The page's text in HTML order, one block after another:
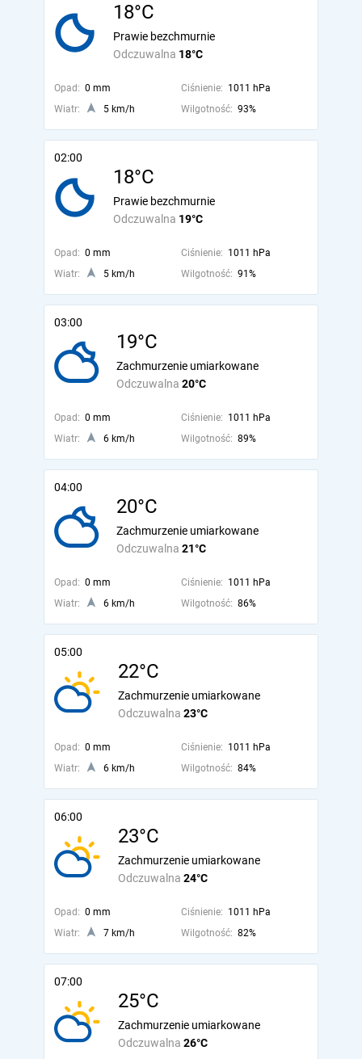
18°C
Odczuwalna 18°C
Prawie bezchmurnie
Opad: 0 mm Ciśnienie: 1011 hPa
Wiatr:
5 km/h Wilgotność: 93%
02:00
18°C
Odczuwalna 19°C
Prawie bezchmurnie
Opad: 0 mm Ciśnienie: 1011 hPa
Wiatr:
5 km/h Wilgotność: 91%
03:00
19°C
Odczuwalna 20°C
Zachmurzenie umiarkowane
Opad: 0 mm Ciśnienie: 1011 hPa
Wiatr:
6 km/h Wilgotność: 89%
04:00
20°C
Odczuwalna 21°C
Zachmurzenie umiarkowane
Opad: 0 mm Ciśnienie: 1011 hPa
Wiatr:
6 km/h Wilgotność: 86%
05:00
22°C
Odczuwalna 23°C
Zachmurzenie umiarkowane
Opad: 0 mm Ciśnienie: 1011 hPa
Wiatr:
6 km/h Wilgotność: 84%
06:00
23°C
Odczuwalna 24°C
Zachmurzenie umiarkowane
Opad: 0 mm Ciśnienie: 1011 hPa
Wiatr:
7 km/h Wilgotność: 82%
07:00
25°C
Odczuwalna 26°C
Zachmurzenie umiarkowane